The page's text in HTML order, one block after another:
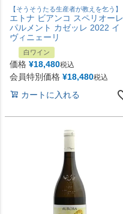
【そうそうたる生産者が教えを乞う】
エトナ ビアンコ スペリオーレ
パルメント カゼッレ 2022 イ
ヴィニェーリ
白ワイン
価格 ¥18,480税込
会員特別価格 ¥18,480税込
カートに入れる